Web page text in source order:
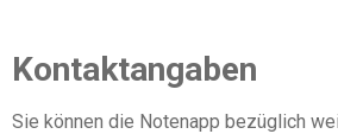
Kontaktangaben
Sie können die Notenapp bezüglich